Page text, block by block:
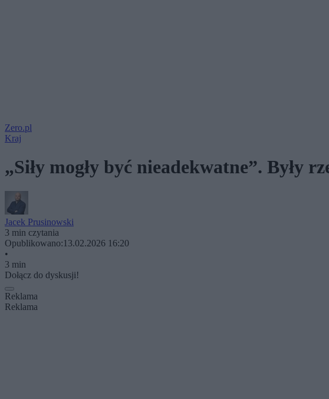
Zero.pl
Kraj
„Siły mogły być nieadekwatne”.
Jacek Prusinowski
3 min czytania
Opublikowano:13.02.2026 16:20
•
3 min
Dołącz do dyskusji!
Reklama
Reklama